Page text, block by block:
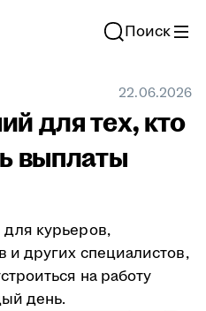
Поиск
22.06.2026
для тех, кто
выплаты
курьеров,
и других специалистов,
на работу
день.